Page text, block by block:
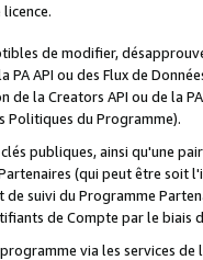
de modifier,
PA API ou des Flux de
la Creators API ou de la
Politiques du Programme).
publiques, ainsi qu'une
(qui peut être soit
suivi du Programme
de Compte par le biais
via les services